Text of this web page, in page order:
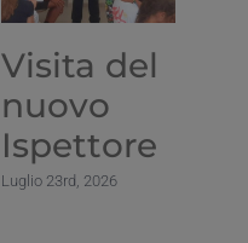
Visita del
nuovo
Ispettore
Luglio 23rd, 2026